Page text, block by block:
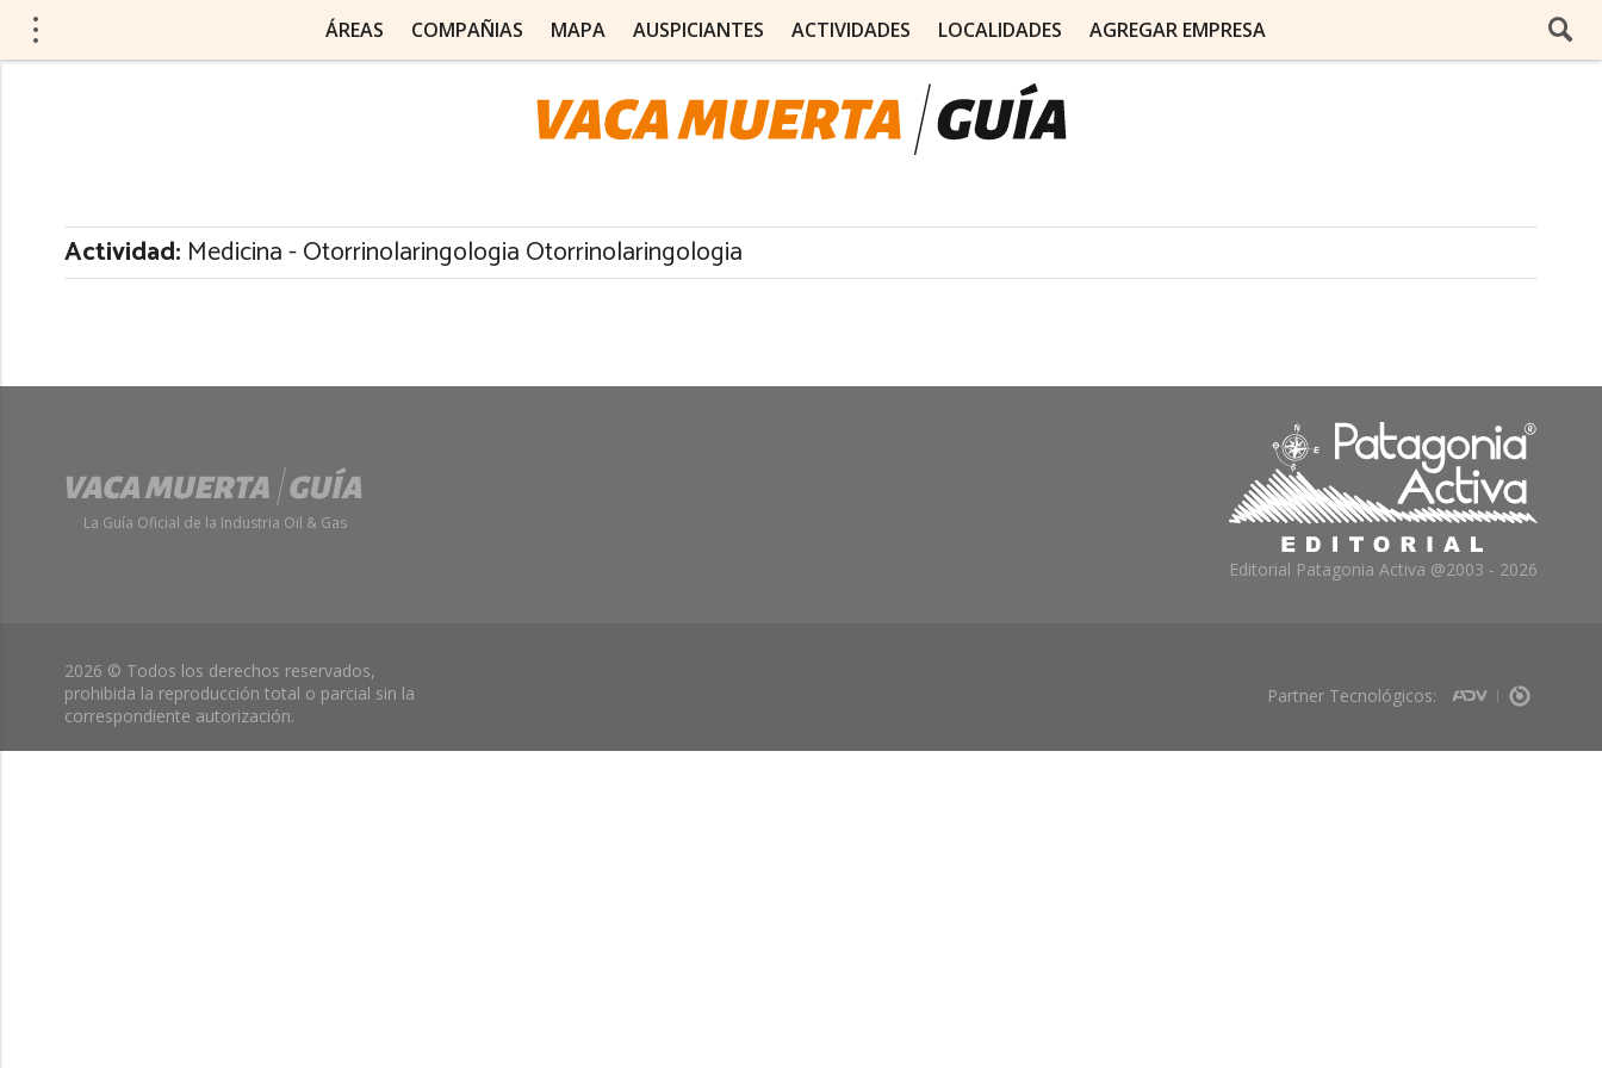
ÁREAS COMPAÑIAS MAPA AUSPICIANTES ACTIVIDADES LOCALIDADES AGREGAR EMPRESA
Actividad: Medicina - Otorrinolaringologia Otorrinolaringologia
La Guía Oficial de la Industria Oil & Gas
Editorial Patagonia Activa @2003 - 2026
2026 © Todos los derechos reservados,
prohibida la reproducción total o parcial sin la
correspondiente autorización.
Partner Tecnológicos: